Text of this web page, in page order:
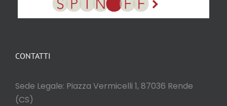
CONTATTI
Sede Legale: Piazza Vermicelli 1,87036 Rende
(CS)